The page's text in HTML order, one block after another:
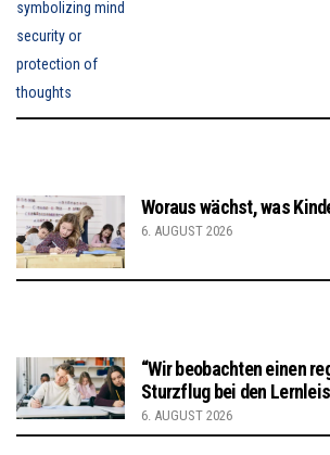
Woraus wächst, was
6. AUGUST 2026
“Wir beobachten einen
Sturzflug bei den
6. AUGUST 2026